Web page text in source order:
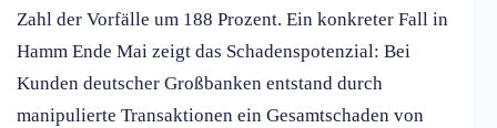
Zahl der Vorfälle um 188 Prozent. Ein konkreter Fall in
Hamm Ende Mai zeigt das Schadenspotenzial: Bei
Kunden deutscher Großbanken entstand durch
manipulierte Transaktionen ein Gesamtschaden von